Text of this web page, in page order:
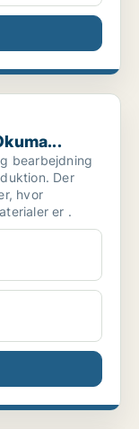
på Okuma...
bearbejdning
Der
hvor
er .